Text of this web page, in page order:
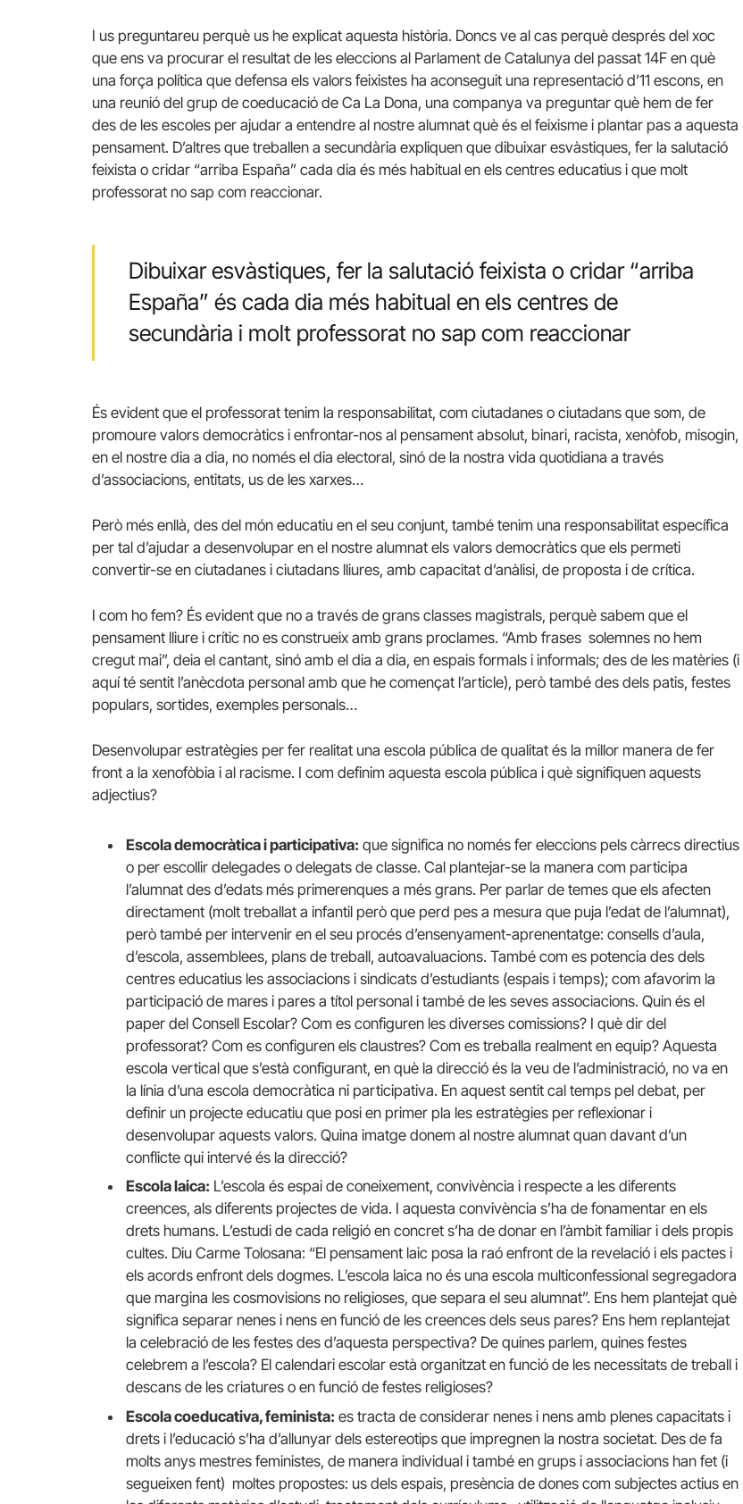
I us preguntareu perquè us he explicat aquesta història. Doncs ve al cas perquè després del xoc
que ens va procurar el resultat de les eleccions al Parlament de Catalunya del passat 14F en què
una força política que defensa els valors feixistes ha aconseguit una representació d’11 escons, en
una reunió del grup de coeducació de Ca La Dona, una companya va preguntar què hem de fer
des de les escoles per ajudar a entendre al nostre alumnat què és el feixisme i plantar pas a aquesta
pensament. D’altres que treballen a secundària expliquen que dibuixar esvàstiques, fer la salutació
feixista o cridar “arriba España” cada dia és més habitual en els centres educatius i que molt
professorat no sap com reaccionar.
Dibuixar esvàstiques, fer la salutació feixista o cridar “arriba
España” és cada dia més habitual en els centres de
secundària i molt professorat no sap com reaccionar
És evident que el professorat tenim la responsabilitat, com ciutadanes o ciutadans que som, de
promoure valors democràtics i enfrontar-nos al pensament absolut, binari, racista, xenòfob, misogin,
en el nostre dia a dia, no només el dia electoral, sinó de la nostra vida quotidiana a través
d’associacions, entitats, us de les xarxes…
Però més enllà, des del món educatiu en el seu conjunt, també tenim una responsabilitat específica
per tal d’ajudar a desenvolupar en el nostre alumnat els valors democràtics que els permeti
convertir-se en ciutadanes i ciutadans lliures, amb capacitat d’anàlisi, de proposta i de crítica.
I com ho fem? És evident que no a través de grans classes magistrals, perquè sabem que el
pensament lliure i crític no es construeix amb grans proclames. “Amb frases solemnes no hem
cregut mai”, deia el cantant, sinó amb el dia a dia, en espais formals i informals; des de les matèries (i
aquí té sentit l’anècdota personal amb que he començat l’article), però també des dels patis, festes
populars, sortides, exemples personals…
Desenvolupar estratègies per fer realitat una escola pública de qualitat és la millor manera de fer
front a la xenofòbia i al racisme. I com definim aquesta escola pública i què signifiquen aquests
adjectius?
Escola democràtica i participativa: que significa no només fer eleccions pels càrrecs directius
o per escollir delegades o delegats de classe. Cal plantejar-se la manera com participa
l’alumnat des d’edats més primerenques a més grans. Per parlar de temes que els afecten
directament (molt treballat a infantil però que perd pes a mesura que puja l’edat de l’alumnat),
però també per intervenir en el seu procés d’ensenyament-aprenentatge: consells d’aula,
d’escola, assemblees, plans de treball, autoavaluacions. També com es potencia des dels
centres educatius les associacions i sindicats d’estudiants (espais i temps); com afavorim la
participació de mares i pares a títol personal i també de les seves associacions. Quin és el
paper del Consell Escolar? Com es configuren les diverses comissions? I què dir del
professorat? Com es configuren els claustres? Com es treballa realment en equip? Aquesta
escola vertical que s’està configurant, en què la direcció és la veu de l’administració, no va en
la línia d’una escola democràtica ni participativa. En aquest sentit cal temps pel debat, per
definir un projecte educatiu que posi en primer pla les estratègies per reflexionar i
desenvolupar aquests valors. Quina imatge donem al nostre alumnat quan davant d’un
conflicte qui intervé és la direcció?
Escola laica: L’escola és espai de coneixement, convivència i respecte a les diferents
creences, als diferents projectes de vida. I aquesta convivència s’ha de fonamentar en els
drets humans. L’estudi de cada religió en concret s’ha de donar en l’àmbit familiar i dels propis
cultes. Diu Carme Tolosana: “El pensament laic posa la raó enfront de la revelació i els pactes i
els acords enfront dels dogmes. L’escola laica no és una escola multiconfessional segregadora
que margina les cosmovisions no religioses, que separa el seu alumnat”. Ens hem plantejat què
significa separar nenes i nens en funció de les creences dels seus pares? Ens hem replantejat
la celebració de les festes des d’aquesta perspectiva? De quines parlem, quines festes
celebrem a l’escola? El calendari escolar està organitzat en funció de les necessitats de treball i
descans de les criatures o en funció de festes religioses?
Escola coeducativa, feminista: es tracta de considerar nenes i nens amb plenes capacitats i
drets i l’educació s’ha d’allunyar dels estereotips que impregnen la nostra societat. Des de fa
molts anys mestres feministes, de manera individual i també en grups i associacions han fet (i
segueixen fent) moltes propostes: us dels espais, presència de dones com subjectes actius en